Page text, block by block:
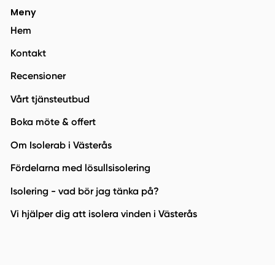
Meny
Hem
Kontakt
Recensioner
Vårt tjänsteutbud
Boka möte & offert
Om Isolerab i Västerås
Fördelarna med lösullsisolering
Isolering - vad bör jag tänka på?
Vi hjälper dig att isolera vinden i Västerås